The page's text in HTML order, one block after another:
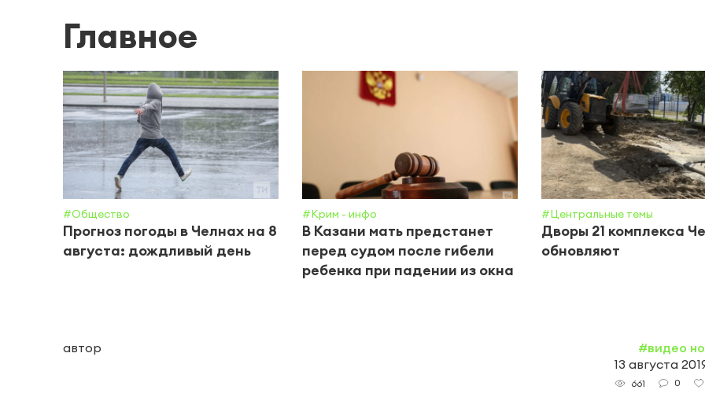
Главное
#Общество
Прогноз погоды в Челнах на 8
августа: дождливый день
#Крим - инфо
В Казани мать предстанет
перед судом после гибели
ребенка при падении из окна
#Центральные темы
Дворы 21 комплекса
обновляют
автор
#видео
13 августа
661 0